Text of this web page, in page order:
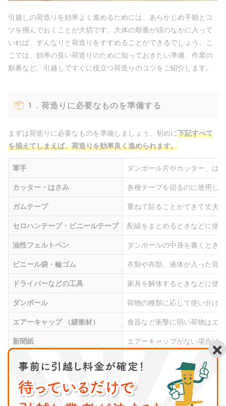
引越しの荷造りを効率よく進めるためには、あらかじめ手順とコ
ツを掴んでおくことが大切です。大体の順番が頭のなかに入って
いれば、すんなりと荷造りをすすめることができるでしょう。こ
こでは、効率の良い荷造りのために知っておきたい準備、作業の
順番など、引越しですぐに役立つ荷造りのコツをご紹介します。
1．荷造りに必要なものを準備する
まずは荷造りに必要なものを準備しましょう。初めに下記すべて
を揃えてしまえば、荷造りを効率良く進められます。
軍手
ダンボール片やカッター、は
カッター・はさみ
各種テープを切るのに使用し
ガムテープ
重ねて貼ることができて丈夫
セロハンテープ・ビニールテープ
配線をまとめるときなどに使
油性フェルトペン
ダンボールの中身を書くとき
ビニール袋・輪ゴム
衣類や布類、液体が入った容
ドライバーなどの工具
家具を解体するときなどに使
ダンボール
荷物の種類に応じて使い分け
エアーキャップ （緩衝材）
食器など衝撃に弱い荷物はエ
新聞紙
エアーキャップがない場合は
タオル
タオルも緩衝材になります。
布団袋
布団を入れる大きな袋です
ハンガーボックス
ハンガーに掛かった洋服をそ